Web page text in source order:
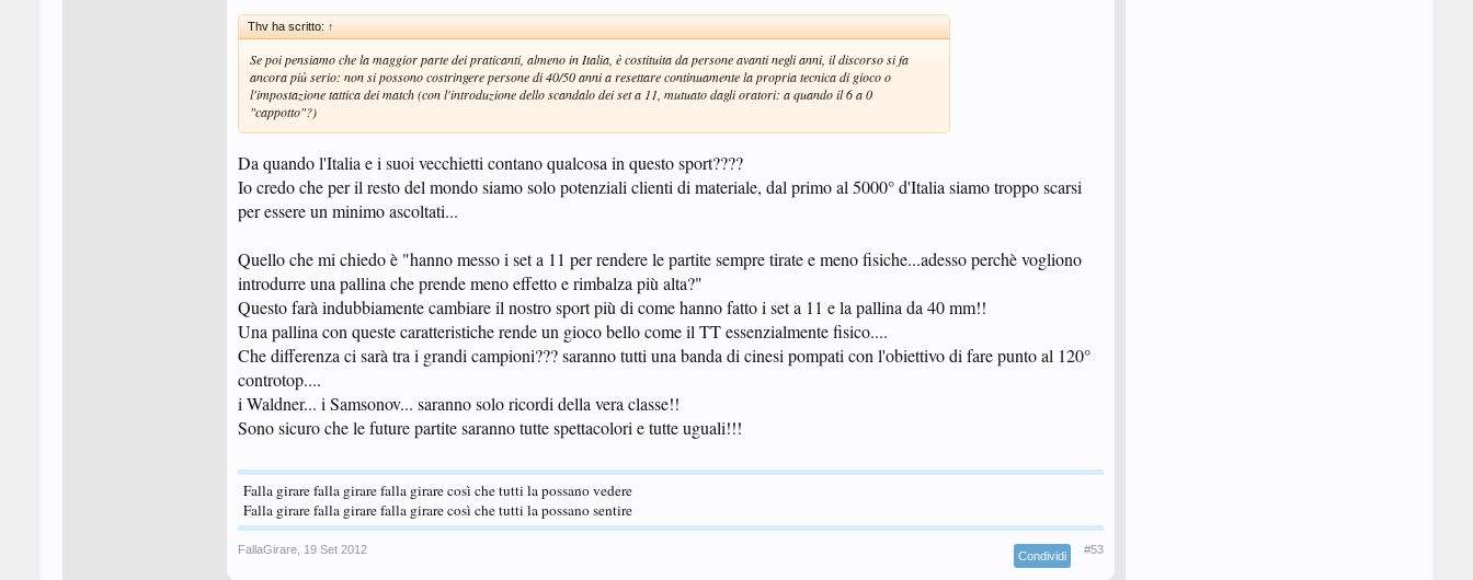
Thv ha scritto: ↑
Se poi pensiamo che la maggior parte dei praticanti, almeno in Italia, è costituita da persone avanti negli anni, il discorso si fa
ancora più serio: non si possono costringere persone di 40/50 anni a resettare continuamente la propria tecnica di gioco o
l'impostazione tattica dei match (con l'introduzione dello scandalo dei set a 11, mutuato dagli oratori: a quando il 6 a 0
"cappotto"?)
Da quando l'Italia e i suoi vecchietti contano qualcosa in questo sport????
Io credo che per il resto del mondo siamo solo potenziali clienti di materiale, dal primo al 5000° d'Italia siamo troppo scarsi
per essere un minimo ascoltati...
Quello che mi chiedo è "hanno messo i set a 11 per rendere le partite sempre tirate e meno fisiche...adesso perchè vogliono
introdurre una pallina che prende meno effetto e rimbalza più alta?"
Questo farà indubbiamente cambiare il nostro sport più di come hanno fatto i set a 11 e la pallina da 40 mm!!
Una pallina con queste caratteristiche rende un gioco bello come il TT essenzialmente fisico....
Che differenza ci sarà tra i grandi campioni??? saranno tutti una banda di cinesi pompati con l'obiettivo di fare punto al 120°
controtop....
i Waldner... i Samsonov... saranno solo ricordi della vera classe!!
Sono sicuro che le future partite saranno tutte spettacolori e tutte uguali!!!
Falla girare falla girare falla girare così che tutti la possano vedere
Falla girare falla girare falla girare così che tutti la possano sentire
FallaGirare 19 Set 2012 Condividi #53